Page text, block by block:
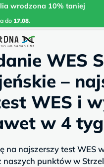
wrodzona 10% taniej
do 17.08.
10% taniej
testdna.pl
WES
–
WES i
w 4
na najszerszy test WES
naszych punktów w